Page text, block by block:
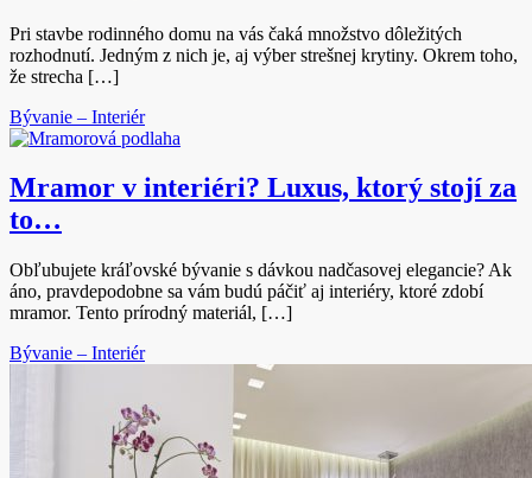
Pri stavbe rodinného domu na vás čaká množstvo dôležitých
rozhodnutí. Jedným z nich je, aj výber strešnej krytiny. Okrem toho,
že strecha […]
Bývanie – Interiér
Mramor v interiéri? Luxus, ktorý stojí za
to…
Obľubujete kráľovské bývanie s dávkou nadčasovej elegancie? Ak
áno, pravdepodobne sa vám budú páčiť aj interiéry, ktoré zdobí
mramor. Tento prírodný materiál, […]
Bývanie – Interiér